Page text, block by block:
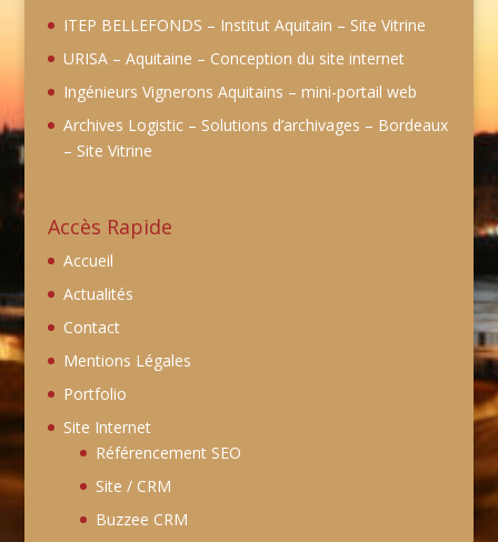
ITEP BELLEFONDS – Institut Aquitain – Site Vitrine
URISA – Aquitaine – Conception du site internet
Ingénieurs Vignerons Aquitains – mini-portail web
Archives Logistic – Solutions d’archivages – Bordeaux
– Site Vitrine
Accès Rapide
Accueil
Actualités
Contact
Mentions Légales
Portfolio
Site Internet
Référencement SEO
Site / CRM
Buzzee CRM